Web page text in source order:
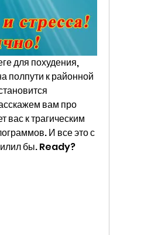
для похудения,
полпути к районной
вам про
вас к трагическим
И все это с
бы. Ready?